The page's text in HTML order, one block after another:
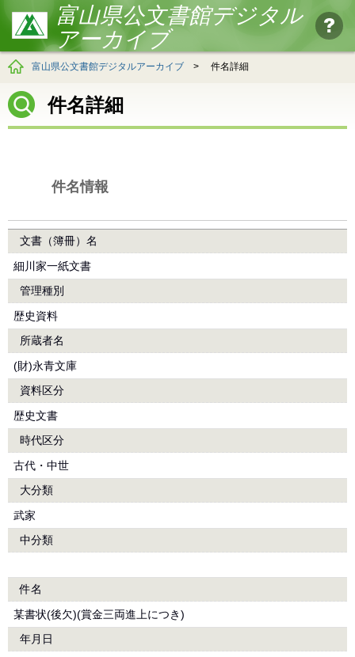
富山県公文書館デジタル
アーカイブ
富山県公文書館デジタルアーカイブ > 件名詳細
件名詳細
件名情報
文書（簿冊）名
細川家一紙文書
管理種別
歴史資料
所蔵者名
(財)永青文庫
資料区分
歴史文書
時代区分
古代・中世
大分類
武家
中分類
件名
某書状(後欠)(賞金三両進上につき)
年月日